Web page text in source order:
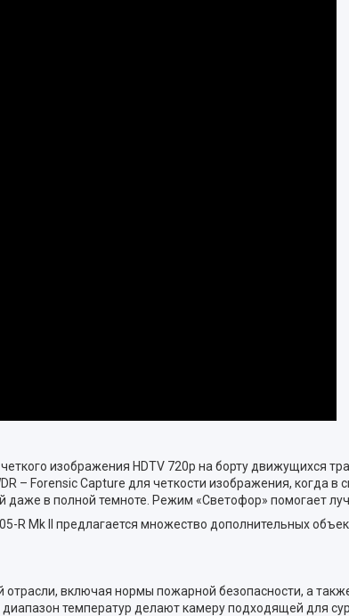
изображения HDTV 720p на борту движущихся
Forensic Capture для четкости изображения, когда в
в полной темноте. Режим «Светофор» помогает
R Mk II предлагается множество дополнительных
отрасли, включая нормы пожарной безопасности, а
температур делают камеру подходящей для